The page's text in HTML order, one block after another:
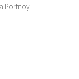
Portnoy